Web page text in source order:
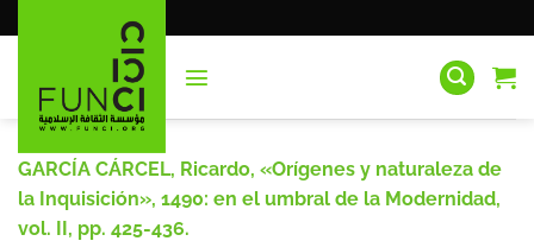
al
GARCÍA CÁRCEL, Ricardo, «Orígenes y naturaleza de
la Inquisición», 1490: en el umbral de la Modernidad,
vol. II, pp. 425-436.